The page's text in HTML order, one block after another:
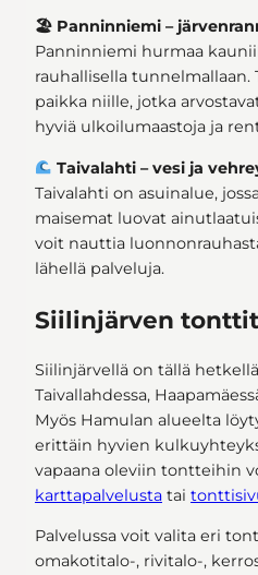
🏖 Panninniemi –
Panninniemi hurmaa
rauhallisella tunnelmallaan.
paikka niille, jotka
hyviä ulkoilumaastoja ja
Taivalahti – vesi ja
Taivalahti on asuinalue,
maisemat luovat
voit nauttia
lähellä palveluja.
Siilinjärven
Siilinjärvellä on tällä
Taivallahdessa,
Myös Hamulan alueelta
erittäin hyvien
vapaana oleviin tontteihin
karttapalvelusta tai
Palvelussa voit valita eri
omakotitalo-, rivitalo-,